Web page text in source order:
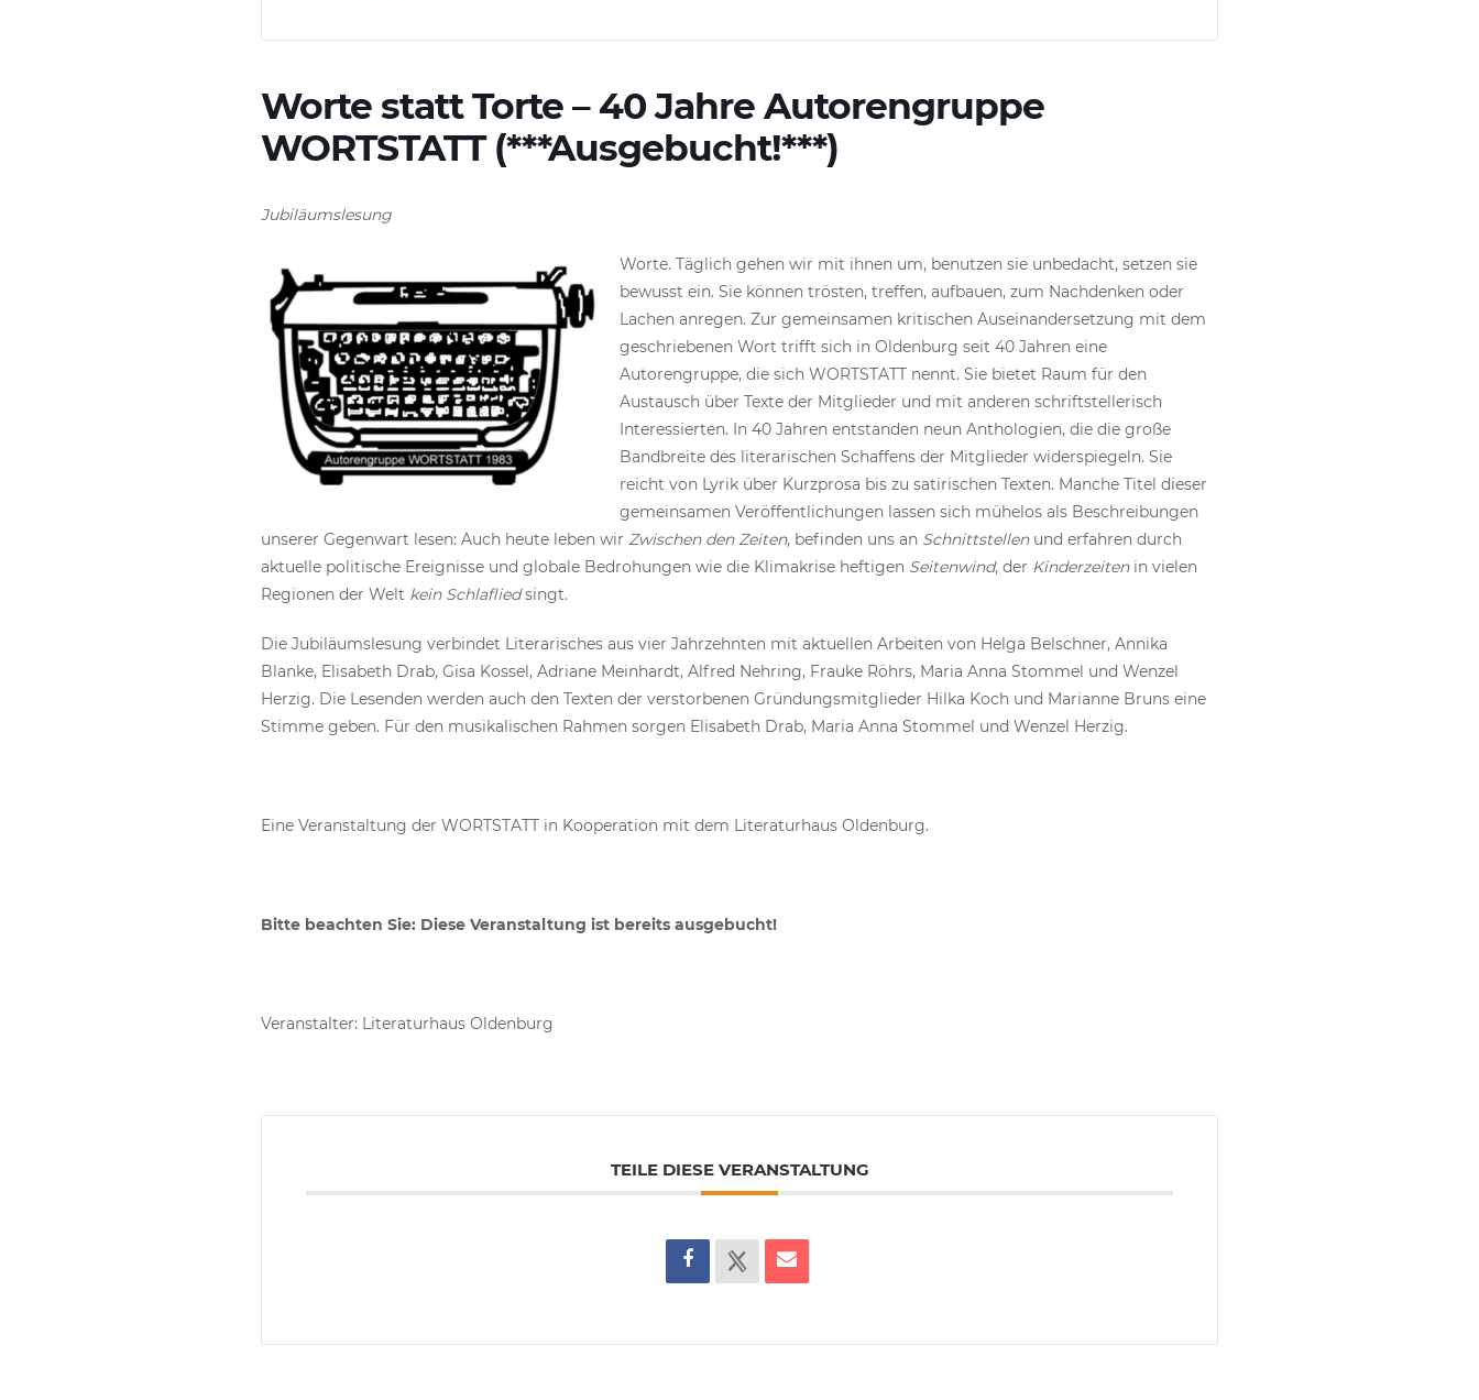
Worte statt Torte – 40 Jahre Autorengruppe
WORTSTATT (***Ausgebucht!***)
Jubiläumslesung
Worte. Täglich gehen wir mit ihnen um, benutzen sie unbedacht, setzen sie
bewusst ein. Sie können trösten, treffen, aufbauen, zum Nachdenken oder
Lachen anregen. Zur gemeinsamen kritischen Auseinandersetzung mit dem
geschriebenen Wort trifft sich in Oldenburg seit 40 Jahren eine
Autorengruppe, die sich WORTSTATT nennt. Sie bietet Raum für den
Austausch über Texte der Mitglieder und mit anderen schriftstellerisch
Interessierten. In 40 Jahren entstanden neun Anthologien, die die große
Bandbreite des literarischen Schaffens der Mitglieder widerspiegeln. Sie
reicht von Lyrik über Kurzprosa bis zu satirischen Texten. Manche Titel dieser
gemeinsamen Veröffentlichungen lassen sich mühelos als Beschreibungen
unserer Gegenwart lesen: Auch heute leben wir Zwischen den Zeiten, befinden uns an Schnittstellenund erfahren durch
aktuelle politische Ereignisse und globale Bedrohungen wie die Klimakrise heftigen Seitenwind, der Kinderzeitenin vielen
Regionen der Welt kein Schlafliedsingt.
Die Jubiläumslesung verbindet Literarisches aus vier Jahrzehnten mit aktuellen Arbeiten von Helga Belschner, Annika
Blanke, Elisabeth Drab, Gisa Kossel, Adriane Meinhardt, Alfred Nehring, Frauke Röhrs, Maria Anna Stommel und Wenzel
Herzig. Die Lesenden werden auch den Texten der verstorbenen Gründungsmitglieder Hilka Koch und Marianne Bruns eine
Stimme geben. Für den musikalischen Rahmen sorgen Elisabeth Drab, Maria Anna Stommel und Wenzel Herzig.
Eine Veranstaltung der WORTSTATT in Kooperation mit dem Literaturhaus Oldenburg.
Bitte beachten Sie: Diese Veranstaltung ist bereits ausgebucht!
Veranstalter: Literaturhaus Oldenburg
TEILE DIESE VERANSTALTUNG